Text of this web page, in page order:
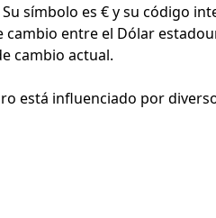
símbolo es € y su código
entre el Dólar
cambio actual.
está influenciado por